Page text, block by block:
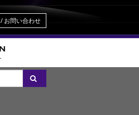
/ お問い合わせ